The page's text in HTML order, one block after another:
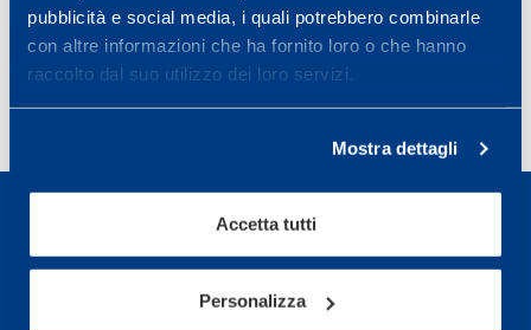
pubblicità e social media, i quali potrebbero combinarle
con altre informazioni che ha fornito loro o che hanno
raccolto dal suo utilizzo dei loro servizi.
Mostra dettagli
Accetta tutti
Personalizza
Previous page
Page Page Page
5 Page
Sport Service Mapei S.r.l. - Via Busto Fagnano 38,